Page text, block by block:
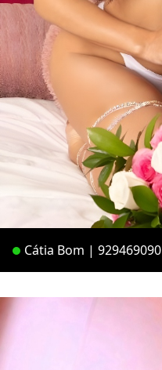
Cátia Bom | 929469090